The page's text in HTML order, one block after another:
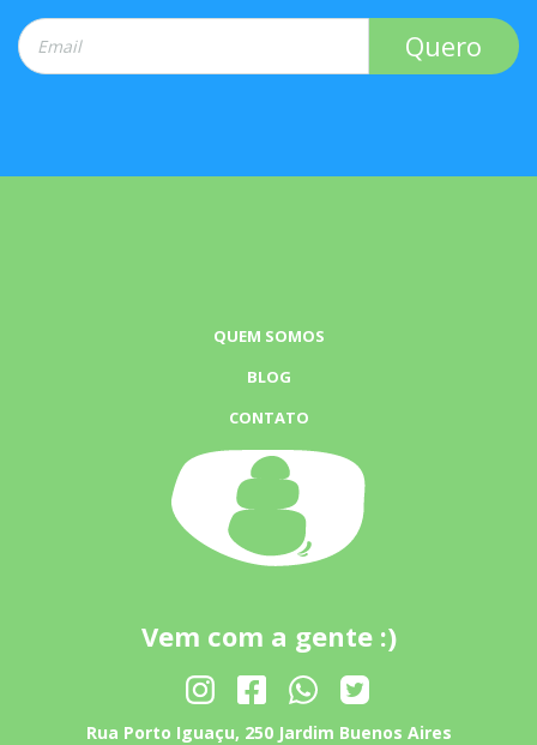
QUEM SOMOS
BLOG
CONTATO
Vem com a gente :)
Rua Porto Iguaçu, 250 Jardim Buenos Aires